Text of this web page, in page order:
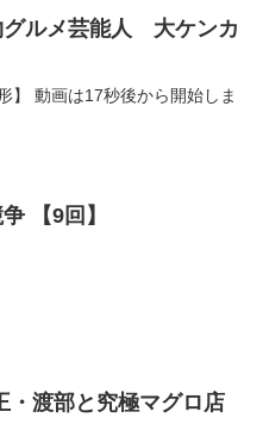
グルメ芸能人 大ケンカ
動画は17秒後から開始しま
【9回】
・渡部と究極マグロ店